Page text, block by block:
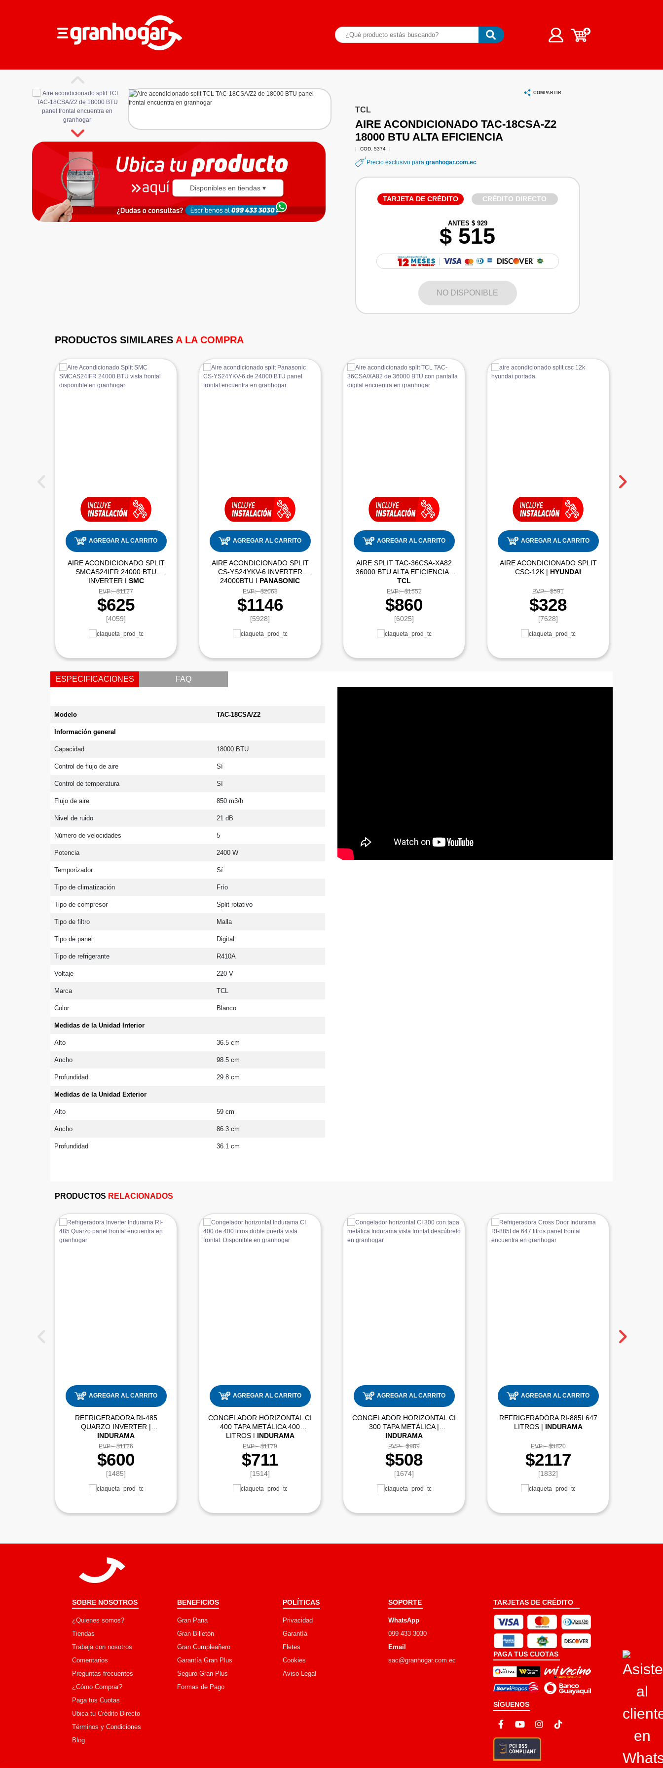
Disponibles en tiendas ▾
COMPARTIR
TCL
AIRE ACONDICIONADO TAC-18CSA-Z2
18000 BTU ALTA EFICIENCIA
| COD. 5374 |
Precio exclusivo para granhogar.com.ec
TARJETA DE CRÉDITO CRÉDITO DIRECTO
ANTES $ 929
$ 515
NO DISPONIBLE
PRODUCTOS SIMILARES A LA COMPRA
AGREGAR AL CARRITO
AIRE ACONDICIONADO SPLIT
SMCAS24IFR 24000 BTU
INVERTER | SMC
PVP: $1127
$625
[4059]
AGREGAR AL CARRITO
AIRE ACONDICIONADO SPLIT
CS-YS24YKV-6 INVERTER
24000BTU | PANASONIC
PVP: $2068
$1146
[5928]
AGREGAR AL CARRITO
AIRE SPLIT TAC-36CSA-XA82
TCL
PVP: $1552
$860
[6025]
AGREGAR AL CARRITO
AIRE ACONDICIONADO SPLIT
CSC-12K | HYUNDAI
PVP: $591
$328
[7628]
ESPECIFICACIONES FAQ
Modelo TAC-18CSA/Z2
Información general
Capacidad 18000 BTU
Control de flujo de aire Sí
Control de temperatura Sí
Flujo de aire 850 m3/h
Nivel de ruido 21 dB
Número de velocidades 5
Potencia 2400 W
Temporizador Sí
Tipo de climatización Frío
Tipo de compresor Split rotativo
Tipo de filtro Malla
Tipo de panel Digital
Tipo de refrigerante R410A
Voltaje 220 V
Marca TCL
Color Blanco
Medidas de la Unidad Interior
Alto 36.5 cm
Ancho 98.5 cm
Profundidad 29.8 cm
Medidas de la Unidad Exterior
Alto 59 cm
Ancho 86.3 cm
Profundidad 36.1 cm
PRODUCTOS RELACIONADOS
AGREGAR AL CARRITO
REFRIGERADORA RI-485
QUARZO INVERTER |
INDURAMA
PVP: $1126
$600
[1485]
AGREGAR AL CARRITO
CONGELADOR HORIZONTAL CI
400 TAPA METÁLICA 400
LITROS | INDURAMA
PVP: $1179
$711
[1514]
AGREGAR AL CARRITO
CONGELADOR HORIZONTAL CI
300 TAPA METÁLICA |
INDURAMA
PVP: $989
$508
[1674]
AGREGAR AL CARRITO
REFRIGERADORA RI-885I 647
LITROS | INDURAMA
PVP: $3820
$2117
[1832]
SOBRE NOSOTROS
¿Quienes somos?
Tiendas
Trabaja con nosotros
Comentarios
Preguntas frecuentes
¿Cómo Comprar?
Paga tus Cuotas
Ubica tu Crédito Directo
Términos y Condiciones
Blog
BENEFICIOS
Gran Pana
Gran Billetón
Gran Cumpleañero
Garantía Gran Plus
Seguro Gran Plus
Formas de Pago
POLÍTICAS
Privacidad
Garantía
Fletes
Cookies
Aviso Legal
SOPORTE
WhatsApp
099 433 3030
Email
sac@granhogar.com.ec
TARJETAS DE CRÉDITO
PAGA TUS CUOTAS
SÍGUENOS